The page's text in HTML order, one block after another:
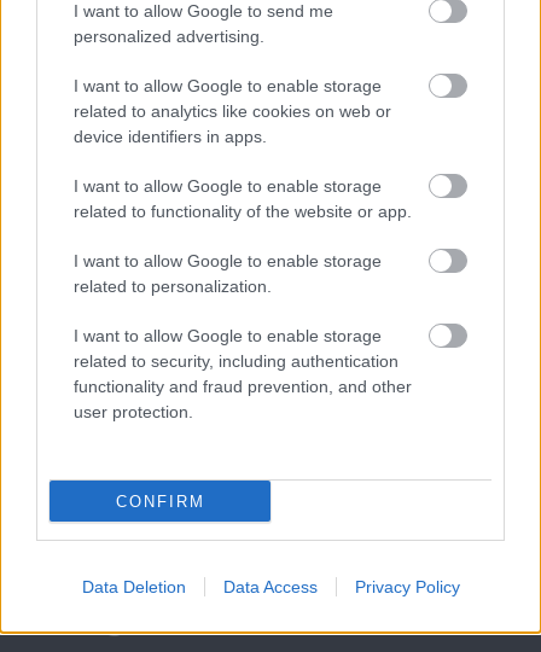
I want to allow Google to send me
personalized advertising.
I want to allow Google to enable storage
related to analytics like cookies on web or
device identifiers in apps.
I want to allow Google to enable storage
related to functionality of the website or app.
I want to allow Google to enable storage
related to personalization.
I want to allow Google to enable storage
related to security, including authentication
functionality and fraud prevention, and other
user protection.
CONFIRM
Data Deletion Data Access Privacy Policy
Meccs Center
Paris Saint-Germainvs
Felkészülési szezon 4. mérkőzés
2026-08-08 17:00
AC MilanvsManchester United2026-08-15 18:00
ELŐZŐ MÉRKŐZÉSEK